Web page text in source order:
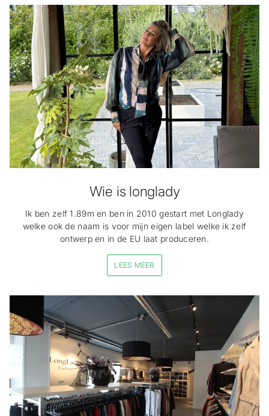
Wie is longlady
Ik ben zelf 1.89m en ben in 2010 gestart met Longlady
welke ook de naam is voor mijn eigen label welke ik zelf
ontwerp en in de EU laat produceren.
LEES MEER